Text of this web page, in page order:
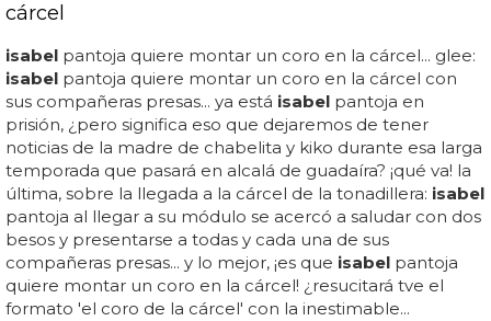
cárcel
isabel pantoja quiere montar un coro en la cárcel... glee:
isabel pantoja quiere montar un coro en la cárcel con
sus compañeras presas... ya está isabel pantoja en
prisión, ¿pero significa eso que dejaremos de tener
noticias de la madre de chabelita y kiko durante esa larga
temporada que pasará en alcalá de guadaíra? ¡qué va! la
última, sobre la llegada a la cárcel de la tonadillera: isabel
pantoja al llegar a su módulo se acercó a saludar con dos
besos y presentarse a todas y cada una de sus
compañeras presas... y lo mejor, ¡es que isabel pantoja
quiere montar un coro en la cárcel! ¿resucitará tve el
formato 'el coro de la cárcel' con la inestimable...